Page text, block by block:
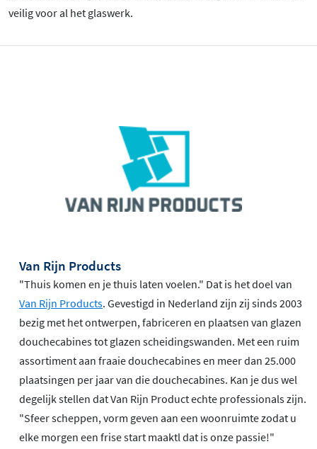
veilig voor al het glaswerk.
Van Rijn Products
"Thuis komen en je thuis laten voelen." Dat is het doel van
Van Rijn Products. Gevestigd in Nederland zijn zij sinds 2003
bezig met het ontwerpen, fabriceren en plaatsen van glazen
douchecabines tot glazen scheidingswanden. Met een ruim
assortiment aan fraaie douchecabines en meer dan 25.000
plaatsingen per jaar van die douchecabines. Kan je dus wel
degelijk stellen dat Van Rijn Product echte professionals zijn.
"Sfeer scheppen, vorm geven aan een woonruimte zodat u
elke morgen een frise start maaktl dat is onze passie!"